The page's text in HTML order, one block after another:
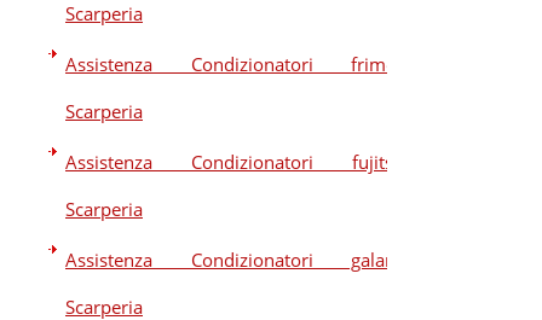
Scarperia
Assistenza Condizionatori frimec
Scarperia
Assistenza Condizionatori fujitsu
Scarperia
Assistenza Condizionatori galanz
Scarperia